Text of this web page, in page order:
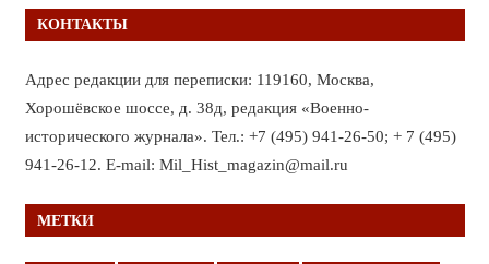
КОНТАКТЫ
Адрес редакции для переписки: 119160, Москва,
Хорошёвское шоссе, д. 38д, редакция «Военно-
исторического журнала». Тел.: +7 (495) 941-26-50; + 7 (495)
941-26-12. E-mail: Mil_Hist_magazin@mail.ru
МЕТКИ